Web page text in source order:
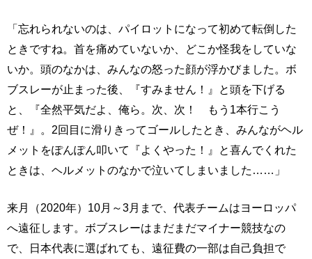
「忘れられないのは、パイロットになって初めて転倒した
ときですね。首を痛めていないか、どこか怪我をしていな
いか。頭のなかは、みんなの怒った顔が浮かびました。ボ
ブスレーが止まった後、『すみません！』と頭を下げる
と、『全然平気だよ、俺ら。次、次！ もう1本行こう
ぜ！』。2回目に滑りきってゴールしたとき、みんながヘル
メットをぽんぽん叩いて『よくやった！』と喜んでくれた
ときは、ヘルメットのなかで泣いてしまいました……」
来月（2020年）10月～3月まで、代表チームはヨーロッパ
へ遠征します。ボブスレーはまだまだマイナー競技なの
で、日本代表に選ばれても、遠征費の一部は自己負担で